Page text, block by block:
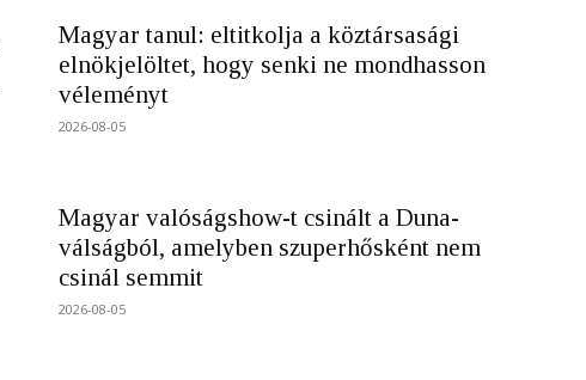
Magyar tanul: eltitkolja a köztársasági
elnökjelöltet, hogy senki ne mondhasson
véleményt
2026-08-05
Magyar valóságshow-t csinált a Duna-
válságból, amelyben szuperhősként nem
csinál semmit
2026-08-05